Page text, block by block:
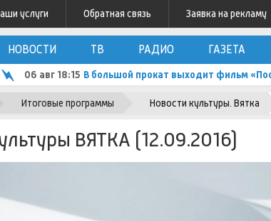
услуги Обратная связь Заявка на рекламу
НОВОСТИ ТВ РАДИО ГАЗЕТА
06 авг 18:15 В большой прокат выходит фильм
Итоговые программы Новости культуры. Вятка
ВЯТКА (12.09.2016)